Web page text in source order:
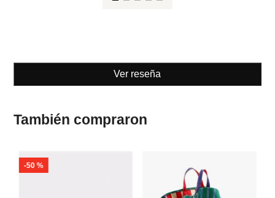
Ver reseña
También compraron
-50 %